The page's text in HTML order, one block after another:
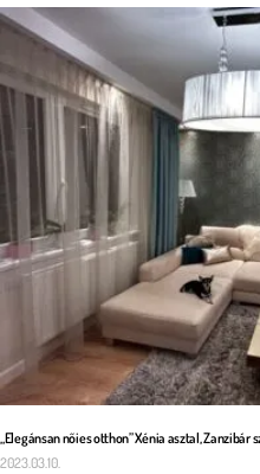
„Elegánsan nőies otthon” Xénia asztal, Zanzibár
2023.03.10.